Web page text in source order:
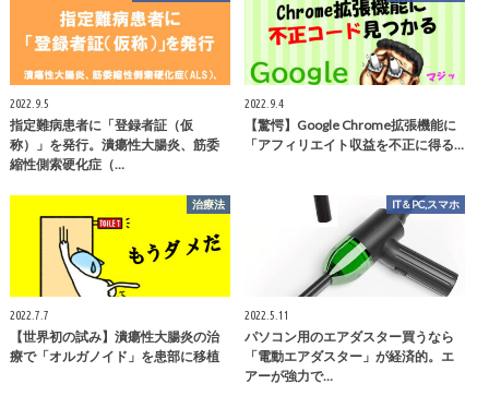
2022.9.5
指定難病患者に「登録者証（仮
称）」を発行。潰瘍性大腸炎、筋委
縮性側索硬化症（…
2022.9.4
【驚愕】Google Chrome拡張機能に
「アフィリエイト収益を不正に得る…
治療法
2022.7.7
【世界初の試み】潰瘍性大腸炎の治
療で「オルガノイド」を患部に移植
IT＆PC,スマホ
2022.5.11
パソコン用のエアダスター買うなら
「電動エアダスター」が経済的。エ
アーが強力で…